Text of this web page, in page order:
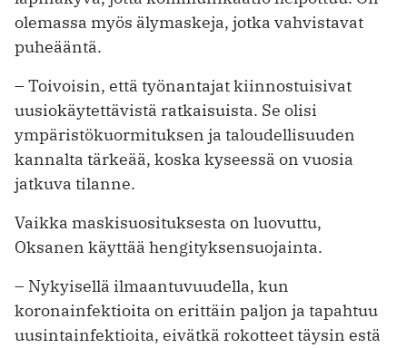
olemassa myös älymaskeja, jotka vahvistavat
puheääntä.
– Toivoisin, että työnantajat kiinnostuisivat
uusiokäytettävistä ratkaisuista. Se olisi
ympäristökuormituksen ja taloudellisuuden
kannalta tärkeää, koska kyseessä on vuosia
jatkuva tilanne.
Vaikka maskisuosituksesta on luovuttu,
Oksanen käyttää hengityksensuojainta.
– Nykyisellä ilmaantuvuudella, kun
koronainfektioita on erittäin paljon ja tapahtuu
uusintainfektioita, eivätkä rokotteet täysin estä